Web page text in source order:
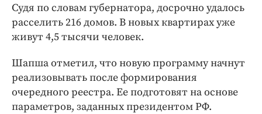
Интересное чтиво
Клиника года
Бренд года
Работодатель года
Судя по словам губернатора, досрочно удалось
расселить 216 домов. В новых квартирах уже
живут 4,5 тысячи человек.
Шапша отметил, что новую программу начнут
реализовывать после формирования
очередного реестра. Ее подготовят на основе
параметров, заданных президентом РФ.